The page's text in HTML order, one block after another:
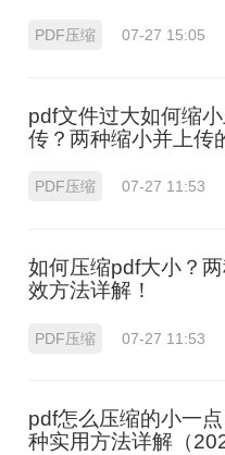
PDF压缩 07-27 15:05
pdf文件过大如何缩小
传？两种缩小并上传
PDF压缩 07-27 11:53
如何压缩pdf大小？
效方法详解！
PDF压缩 07-27 11:53
pdf怎么压缩的小一
种实用方法详解（